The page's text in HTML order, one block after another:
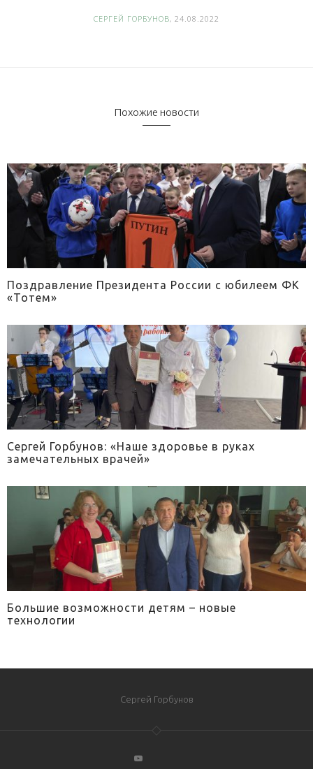
СЕРГЕЙ ГОРБУНОВ, 24.08.2022
Похожие новости
Поздравление Президента России с юбилеем ФК
«Тотем»
Сергей Горбунов: «Наше здоровье в руках
замечательных врачей»
Большие возможности детям – новые
технологии
Сергей Горбунов